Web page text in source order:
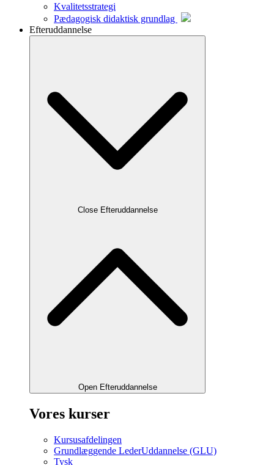
Kvalitetsstrategi
Pædagogisk didaktisk grundlag
Efteruddannelse
Close Efteruddannelse
Open Efteruddannelse
Vores kurser
Kursusafdelingen
Grundlæggende LederUddannelse (GLU)
Tysk